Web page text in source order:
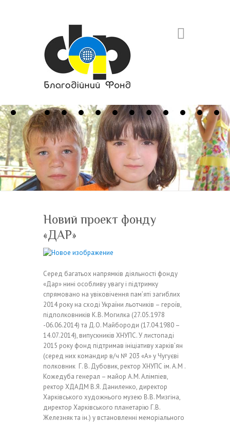
Новий проект фонду
«ДАР»
Серед багатьох напрямків діяльності фонду
«Дар» нині особливу увагу і підтримку
спрямовано на увіковічення пам’яті загиблих
2014 року на сході України льотчиків – героїв,
підполковників К.В. Могилка (27.05.1978
-06.06.2014) та Д.О. Майбороди (17.04.1980 –
14.07.2014), випускників ХНУПС. У листопаді
2015 року фонд підтримав ініціативу харків’ян
(серед них командир в/ч № 203 «А» у Чугуєві
полковник Г. В. Дубовик, ректор ХНУПС ім. А.М .
Кожедуба генерал – майор А.М. Алімпіев,
ректор ХДАДМ В.Я. Даниленко, директор
Харківського художнього музею В.В. Мизгіна,
директор Харківського планетарію Г.В.
Железняк та ін.) у встановленні меморіального